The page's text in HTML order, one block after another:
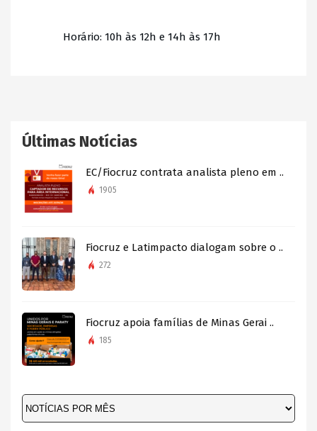
Últimas Notícias
EC/Fiocruz contrata analista pleno em ..
1905
Fiocruz e Latimpacto dialogam sobre o ..
272
Fiocruz apoia famílias de Minas Gerai ..
185
Horário: 10h às 12h e 14h às 17h